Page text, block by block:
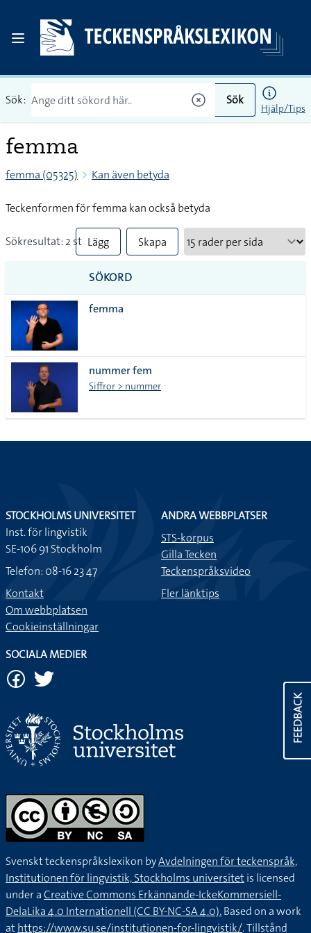
Sök: Sök
Hjälp/Tips
femma
femma (05325) Kan även betyda
Teckenformen för femma kan också betyda
Sökresultat: 2 st Lägg
till
alla i
Skapa
SÖKORD
femma
nummer fem
Siffror > nummer
FEEDBACK
STOCKHOLMS UNIVERSITET
Inst. för lingvistik
SE-106 91 Stockholm
Telefon: 08-16 23 47
Kontakt
Om webbplatsen
Cookieinställningar
ANDRA WEBBPLATSER
STS-korpus
Gilla Tecken
Teckenspråksvideo
Fler länktips
SOCIALA MEDIER
Svenskt teckenspråkslexikon byAvdelningen för teckenspråk,
Institutionen för lingvistik, Stockholms universitetis licensed
under aCreative Commons Erkännande-IckeKommersiell-
DelaLika 4.0 Internationell (CC BY-NC-SA 4.0).Based on a work
athttps://www.su.se/institutionen-for-lingvistik/. Tillstånd